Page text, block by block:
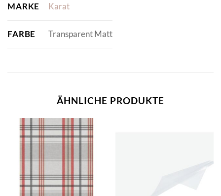
MARKE Karat
FARBE Transparent Matt
ÄHNLICHE PRODUKTE